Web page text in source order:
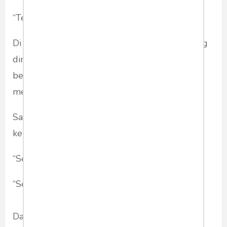
“Tentu saja.”
Di atas kasur yang empuk dan suhu udara yang
dingin, perlahan kedua tangan mereka saling
bertautan. Kepala dan tubuh mereka pun
menyusul bersentuhan.
Satu jam kemudian sang suami mengecup
kening istrinya.
“Selamat malam, istriku.”
“Selamat malam, suamiku.”
Dan mereka pun terkulai lemas, seolah tak